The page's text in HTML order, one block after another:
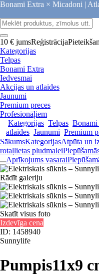
Bonami Extra × Micadoni |
10 € jumsReģistrācija
Kategorijas
Telpas
Bonami Extra
Iedvesmai
Akcijas un atlaides
Jaunumi
Premium preces
Profesionāļiem
Kategorijas Telpas Bonami
atlaides Jaunumi Premium
SākumsKategorijasAtpūta un
rotaļlietas pludmalei
...Aprīkojums vasarai
Rādīt galeriju
Skatīt visus foto
Izdevīga cena
ID: 1458940
Sunnylife
Pumpis11x9